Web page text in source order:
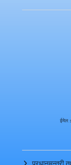
प्रधानमन्त्री